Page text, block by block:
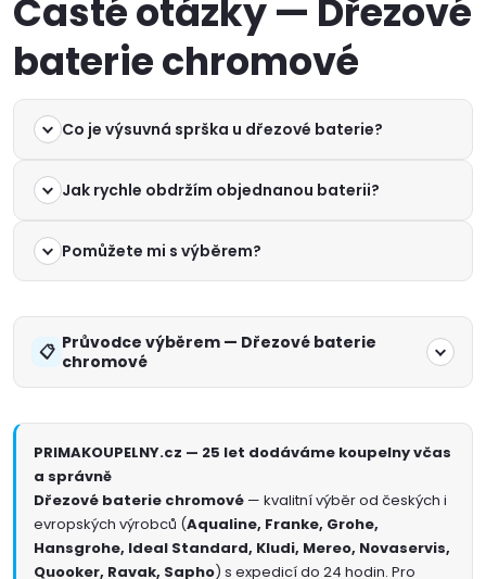
Časté otázky — Dřezové
baterie chromové
Co je výsuvná sprška u dřezové baterie?
Jak rychle obdržím objednanou baterii?
Pomůžete mi s výběrem?
Průvodce výběrem — Dřezové baterie
chromové
PRIMAKOUPELNY.cz — 25 let dodáváme koupelny včas
a správně
Dřezové baterie chromové — kvalitní výběr od českých i
evropských výrobců (Aqualine, Franke, Grohe,
Hansgrohe, Ideal Standard, Kludi, Mereo, Novaservis,
Quooker, Ravak, Sapho) s expedicí do 24 hodin. Pro